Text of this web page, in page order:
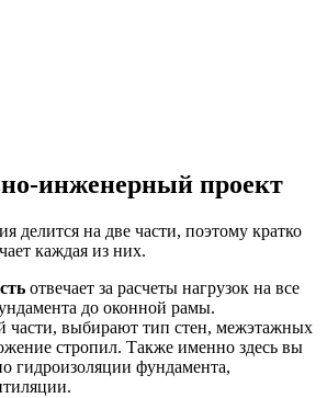
инженерный проект
делится на две части, поэтому кратко
каждая из них.
отвечает за расчеты нагрузок на все
до оконной рамы.
части, выбирают тип стен, межэтажных
стропил. Также именно здесь вы
гидроизоляции фундамента,